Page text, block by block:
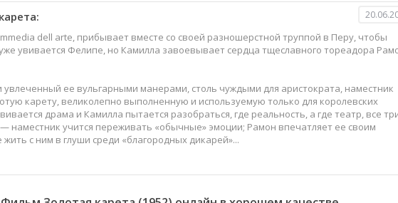
dell arte, прибывает вместе со своей разношерстной труппой в Перу, чтобы
увивается Фелипе, но Камилла завоевывает сердца тщеславного тореадора
ее вульгарными манерами, столь чуждыми для аристократа, наместник
карету, великолепно выполненную и используемую только для королевских
драма и Камилла пытается разобраться, где реальность, а где театр, все
наместник учится переживать «обычные» эмоции; Рамон впечатляет ее своим
с ним в глуши среди «благородных дикарей»...